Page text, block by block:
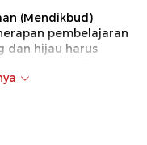
(Mendikbud)
pembelajaran
dan hijau harus
ketat.